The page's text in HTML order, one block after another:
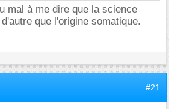
mal à me dire que la science
que l'origine somatique.
#21